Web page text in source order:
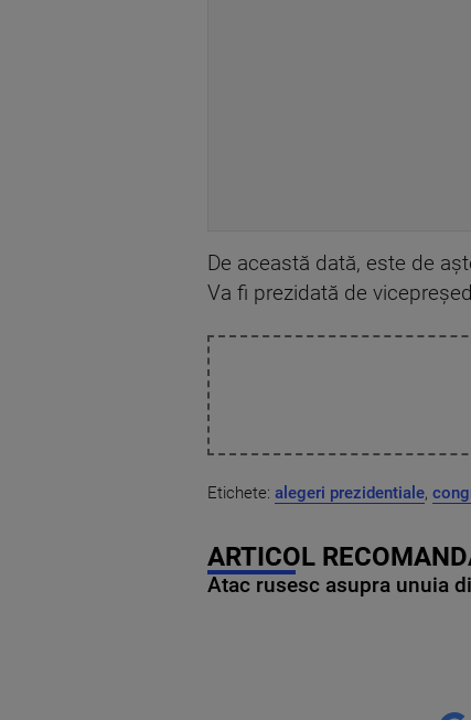
De această dată, este de
Va fi prezidată de
Etichete: alegeri prezidentiale,
ARTICOL
Atac rusesc asupra unuia